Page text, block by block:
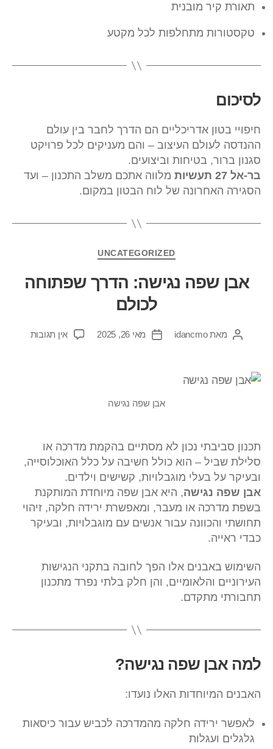
תאורת קיר מובנית
טקסטורות מתחלפות לכל מקטע
לסיכום
חיפויי בטון אדריכליים הם הדרך לחבר בין עולם
ההנדסה לעולם העיצוב – והם מעניקים לכל פרויקט
סגנון ברור, בטיחות וביצועים.
בר-אל 27 תעשיות
מלווה אתכם משלב התכנון – ועד
הסגירה האחרונה של לוח הבטון במקום.
UNCATEGORIZED
אבן שפה נגישה: הדרך שפתוחה
לכולם
מאתidancmo מאי 26, 2025 אין תגובות
אבן שפה נגישה
תכנון סביבתי נכון לא מסתיים בהקמת מדרכה או
סלילת שביל – הוא כולל חשיבה על כלל האוכלוסייה,
ובעיקר על בעלי מוגבלויות, קשישים וילדים.
אבן שפה נגישה, היא אבן שפה מיוחדת המותקנת
בשפת מדרכה או מעבר, ומאפשרת ירידה חלקה, זיהוי
תחושתי והכוונה עבור אנשים עם מוגבלויות, ובעיקר
כבדי ראייה.
השימוש באבנים אלו הפך לחובה בתקני הנגישות
העירוניים והלאומיים, והן חלק בלתי נפרד מתכנון
תחבורתי מתקדם.
למה אבן שפה נגישה?
האבנים המיוחדות האלו נועדו:
לאפשר ירידה חלקה מהמדרכה לכביש עבור כיסאות
גלגלים ועגלות